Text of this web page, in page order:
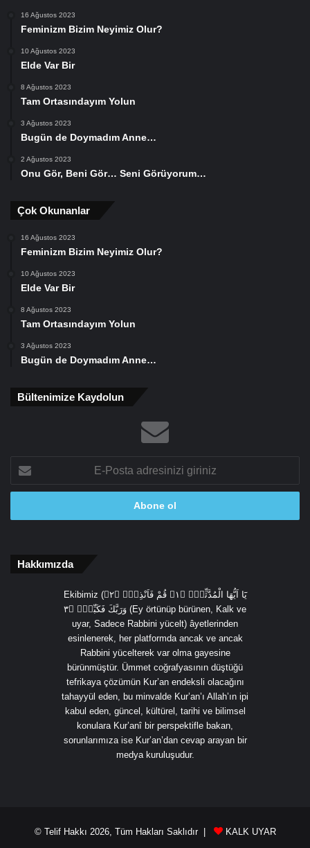
16 Ağustos 2023
Feminizm Bizim Neyimiz Olur?
10 Ağustos 2023
Elde Var Bir
8 Ağustos 2023
Tam Ortasındayım Yolun
3 Ağustos 2023
Bugün de Doymadım Anne…
2 Ağustos 2023
Onu Gör, Beni Gör… Seni Görüyorum…
Çok Okunanlar
16 Ağustos 2023
Feminizm Bizim Neyimiz Olur?
10 Ağustos 2023
Elde Var Bir
8 Ağustos 2023
Tam Ortasındayım Yolun
3 Ağustos 2023
Bugün de Doymadım Anne…
Bültenimize Kaydolun
Posta
adresinizi
Hakkımızda
Ekibimiz (يَٓا اَيُّهَا الْمُدَّثِّرُۙ ﴿١﴾ قُمْ فَاَنْذِرْۙ ﴿٢﴾
وَرَبَّكَ فَكَبِّرْۙ ﴿٣ (Ey örtünüp bürünen, Kalk ve
uyar, Sadece Rabbini yücelt) âyetlerinden
esinlenerek, her platformda ancak ve ancak
Rabbini yücelterek var olma gayesine
bürünmüştür. Ümmet coğrafyasının düştüğü
tefrikaya çözümün Kur’an endeksli olacağını
tahayyül eden, bu minvalde Kur’an’ı Allah’ın ipi
kabul eden, güncel, kültürel, tarihi ve bilimsel
konulara Kur’anî bir perspektifle bakan,
sorunlarımıza ise Kur’an’dan cevap arayan bir
medya kuruluşudur.
© Telif Hakkı 2026, Tüm Hakları Saklıdır | KALK UYAR